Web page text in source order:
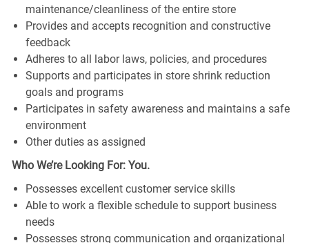
maintenance/cleanliness of the entire store
Provides and accepts recognition and constructive
feedback
Adheres to all labor laws, policies, and procedures
Supports and participates in store shrink reduction
goals and programs
Participates in safety awareness and maintains a safe
environment
Other duties as assigned
Who We’re Looking For: You.
Possesses excellent customer service skills
Able to work a flexible schedule to support business
needs
Possesses strong communication and organizational